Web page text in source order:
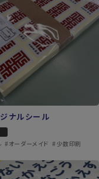
ナルシール
#オーダーメイド #少数印刷